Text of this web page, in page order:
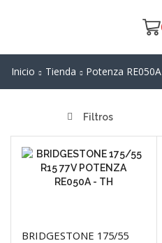
Inicio Tienda Potenza RE050A
Filtros
BRIDGESTONE 175/55